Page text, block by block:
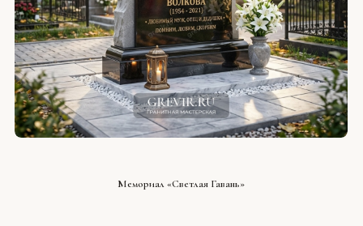
Мемориал «Светлая Гавань»